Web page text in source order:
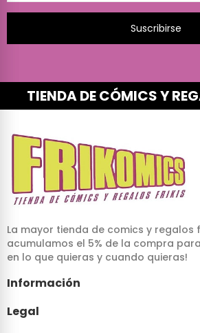
Suscribirse
TIENDA DE CÓMICS Y
La mayor tienda de comics y regalos
acumulamos el 5% de la compra
en lo que quieras y cuando quieras!
Información
Legal